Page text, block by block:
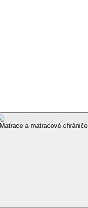
Matrace a matracové chrániče